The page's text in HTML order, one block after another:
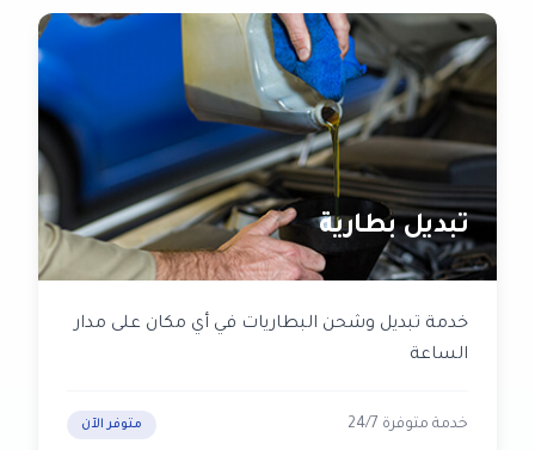
تبديل بطارية
خدمة تبديل وشحن البطاريات في أي مكان على مدار
الساعة
خدمة متوفرة 24/7 متوفر الآن